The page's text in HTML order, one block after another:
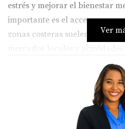
estrés y mejorar el bienestar
importante es el acceso a una
zonas costeras suelen estar
mercados locales y
la vida diaria. Esto no solo
activo, sino que también
pertenencia entre los
de la playa puede ser una
Las propiedades en áreas
Ver